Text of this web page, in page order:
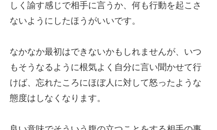
しく諭す感じで相手に言うか、何も行動を起こさ
ないようにしたほうがいいです。
なかなか最初はできないかもしれませんが、いつ
もそうなるように根気よく自分に言い聞かせて行
けば、忘れたころにほぼ人に対して怒ったような
態度はしなくなります。